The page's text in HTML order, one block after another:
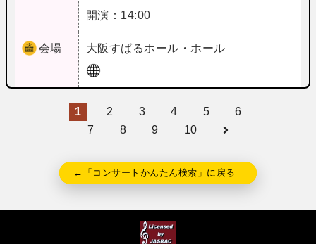
開演：14:00
会場 大阪すばるホール・ホール
1 2 3 4 5
6
7
8 9 10
←「コンサートかんたん検索」に戻る